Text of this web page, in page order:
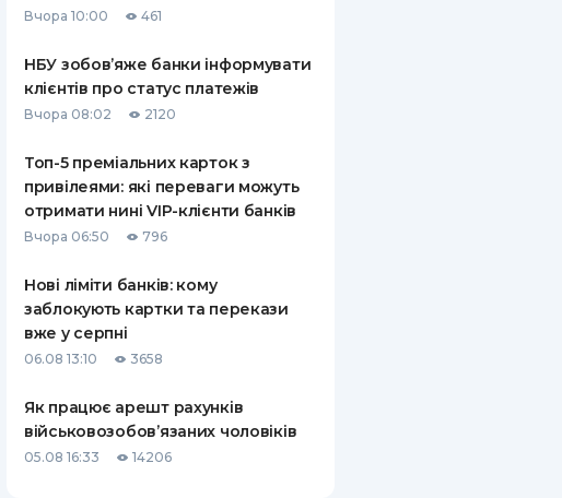
СТРАХУВАННЮ
ВСІ СТРАХОВІ ПОЛІСИ
ВІДГУКИ ПРО СТРАХОВІ
КОМПАНІЇ
КОНТАКТИ
Вчора 10:00 461
НБУ зобов’яже банки інформувати
клієнтів про статус платежів
Вчора 08:02 2120
Топ-5 преміальних карток з
привілеями: які переваги можуть
отримати нині VIP-клієнти банків
Вчора 06:50 796
Нові ліміти банків: кому
заблокують картки та перекази
вже у серпні
06.08 13:10 3658
Як працює арешт рахунків
військовозобов’язаних чоловіків
05.08 16:33 14206